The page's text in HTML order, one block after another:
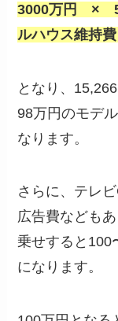
3000万円 ×
ルハウス維持費
となり、
98万円のモデ
なります。
さらに、テレ
広告費なども
乗せすると100
になります。